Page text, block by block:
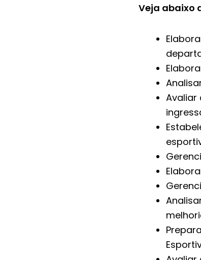
Veja abaixo
Avaliar